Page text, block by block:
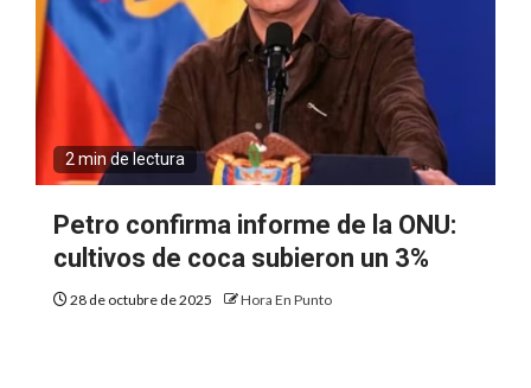
2 min de lectura
Petro confirma informe de la ONU:
cultivos de coca subieron un 3%
28 de octubre de 2025 Hora En Punto